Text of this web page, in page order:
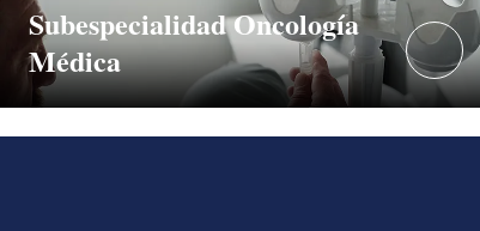
Subespecialidad Oncología
Médica